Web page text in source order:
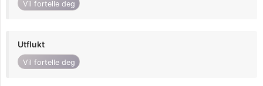
Vil fortelle deg
Utflukt
Vil fortelle deg